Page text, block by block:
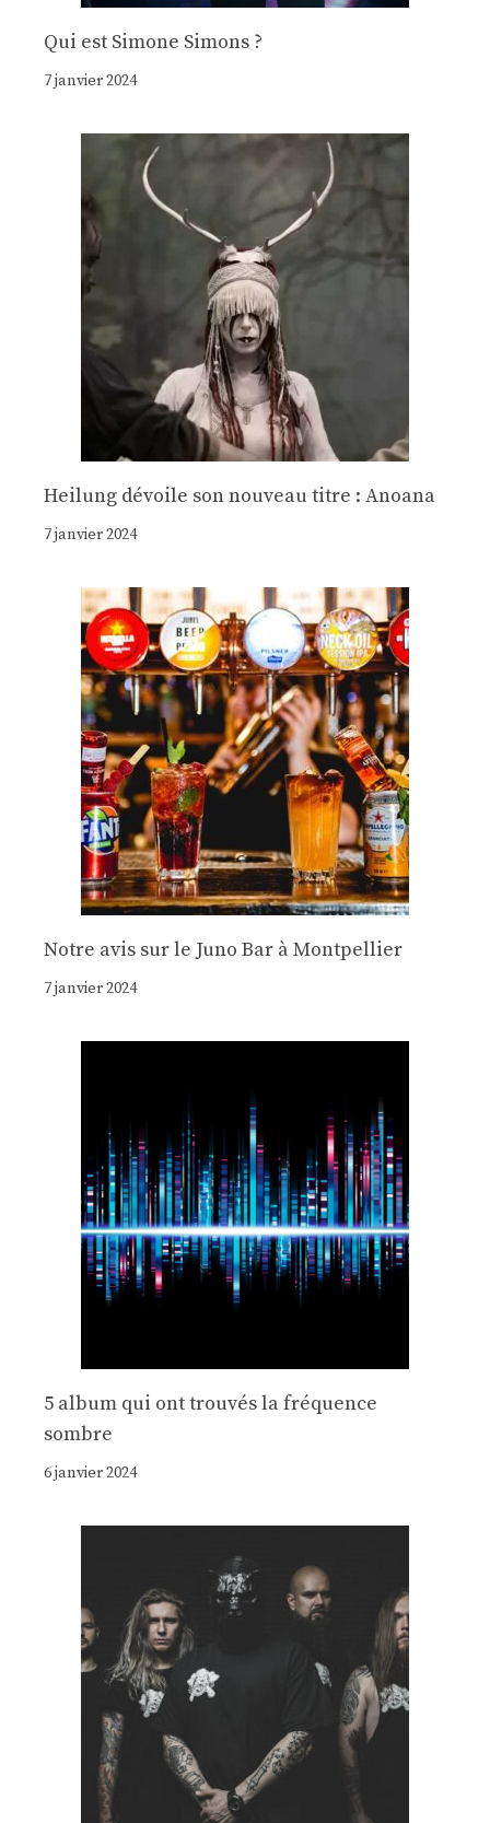
Qui est Simone Simons ?
7 janvier 2024
Heilung dévoile son nouveau titre : Anoana
7 janvier 2024
Notre avis sur le Juno Bar à Montpellier
7 janvier 2024
5 album qui ont trouvés la fréquence
sombre
6 janvier 2024